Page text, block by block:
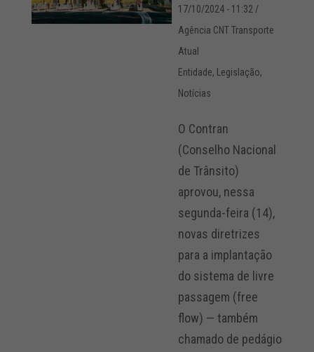
17/10/2024 - 11:32 /
Agência CNT Transporte
Atual
Entidade, Legislação,
Notícias
O Contran
(Conselho Nacional
de Trânsito)
aprovou, nessa
segunda-feira (14),
novas diretrizes
para a implantação
do sistema de livre
passagem (free
flow) — também
chamado de pedágio